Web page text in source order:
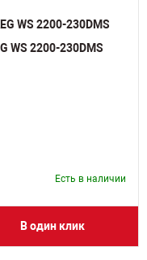
WS 2200-230DMS
Есть в наличии
В один клик